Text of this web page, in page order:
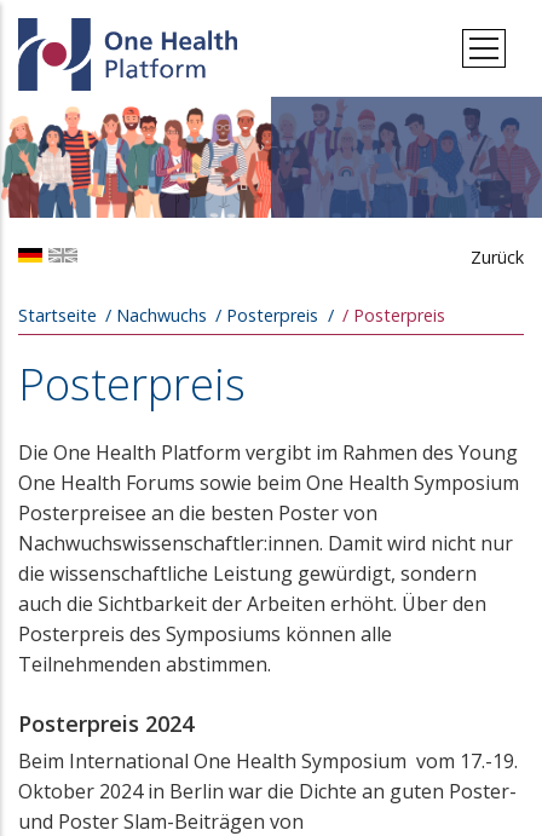
Direkt zum Inhalt
Zurück
Pfadnavigation
Startseite Nachwuchs Posterpreis Posterpreis
Posterpreis
Die One Health Platform vergibt im Rahmen des Young
One Health Forums sowie beim One Health Symposium
Posterpreisee an die besten Poster von
Nachwuchswissenschaftler:innen. Damit wird nicht nur
die wissenschaftliche Leistung gewürdigt, sondern
auch die Sichtbarkeit der Arbeiten erhöht. Über den
Posterpreis des Symposiums können alle
Teilnehmenden abstimmen.
Posterpreis 2024
Beim International One Health Symposium vom 17.-19.
Oktober 2024 in Berlin war die Dichte an guten Poster-
und Poster Slam-Beiträgen von